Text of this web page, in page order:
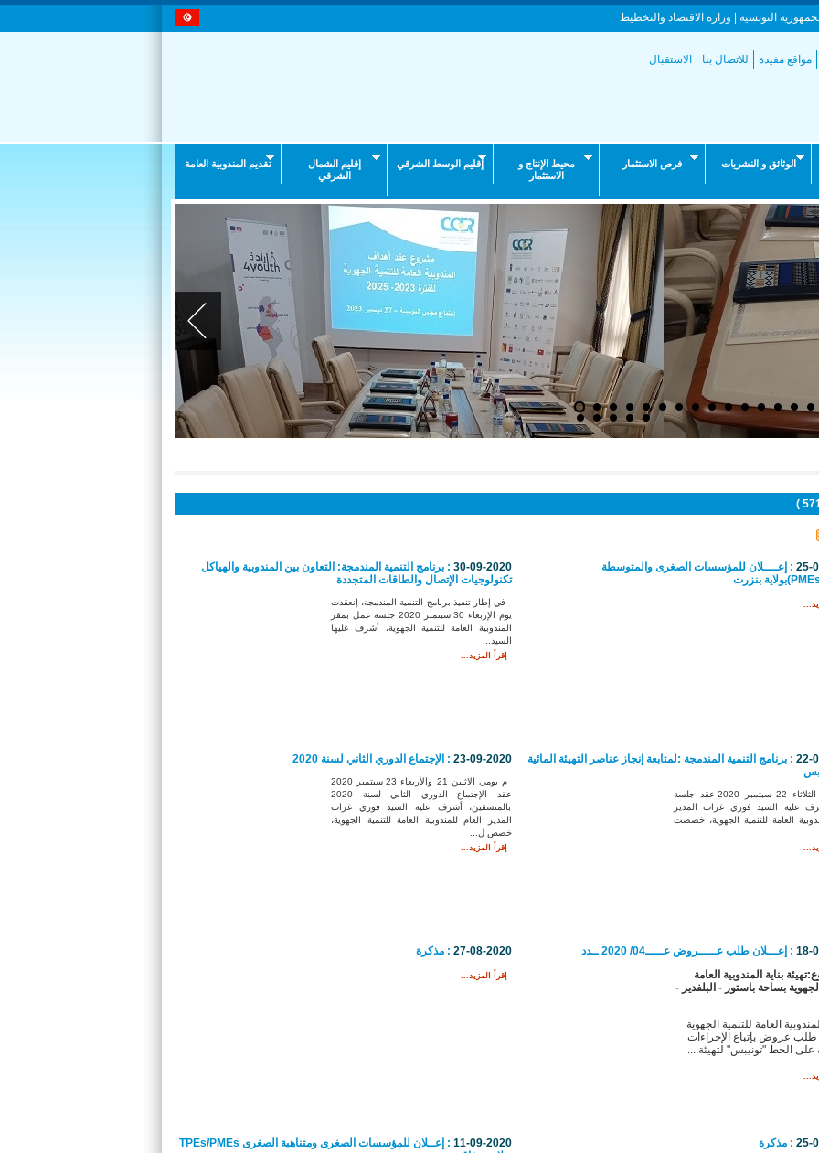
التونسية | وزارة الاقتصاد والتخطيط
مواقع مفيدة للاتصال بنا الاستقبال
تقديم المندوبية العامة
إقليم الشمال
الشرقي
إقليم الوسط الشرقي
محيط الإنتاج و
الاستثمار
فرص الاستثمار الوثائق و النشريات
30-09-2020 : برنامج التنمية المندمجة: التعاون بين المندوبية والهياكل
تكنولوجيات الإتصال والطاقات المتجددة
في إطار تنفيذ برنامج التنمية المندمجة، إنعقدت
يوم الإربعاء 30 سبتمبر 2020 جلسة عمل بمقر
المندوبية العامة للتنمية الجهوية، أشرف عليها
السيد...
إقرأ المزيد...
25- : إعــــلان للمؤسسات الصغرى والمتوسطة
23-09-2020 : الإجتماع الدوري الثاني لسنة 2020
م يومي الاثنين 21 والأربعاء 23 سبتمبر 2020
عقد الإجتماع الدوري الثاني لسنة 2020
بالمنسقين، أشرف عليه السيد فوزي غراب
المدير العام للمندوبية العامة للتنمية الجهوية،
خصص ل...
إقرأ المزيد...
22- : برنامج التنمية المندمجة :لمتابعة إنجاز عناصر التهيئة المائية
تم يوم الثلاثاء 22 سبتمبر 2020 عقد جلسة
عليه السيد فوزي غراب المدير
العامة للتنمية الجهوية، خصصت
27-08-2020 : مذكرة
إقرأ المزيد...
18- : إعـــلان طلب عـــــروض عـــــ04/ 2020 ــدد
تهيئة بناية المندوبية العامة
بساحة باستور - البلفدير -
العامة للتنمية الجهوية
طلب عروض بإتباع الإجراءات
على الخط "تونيبس" لتهيئة....
11-09-2020
: إعــلان للمؤسسات الصغرى ومتناهية الصغرى TPEs/PMEs
25- : مذكرة